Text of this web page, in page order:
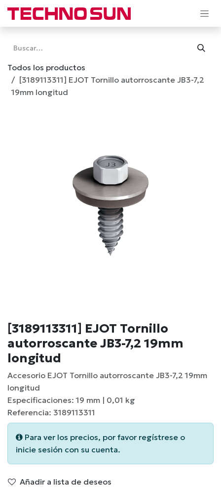
Ir al contenido
Todos los productos
[3189113311] EJOT Tornillo autorroscante JB3-7,2
19mm longitud
[3189113311] EJOT Tornillo
autorroscante JB3-7,2 19mm
longitud
Accesorio EJOT Tornillo autorroscante JB3-7,2 19mm
longitud
Especificaciones: 19 mm | 0,01 kg
Referencia: 3189113311
Para ver los precios, por favor regístrese o
inicie sesión con su cuenta.
Añadir a lista de deseos